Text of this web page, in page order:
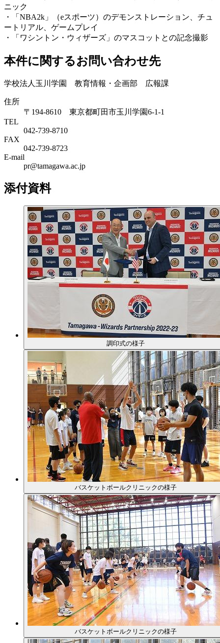
ニック
・「NBA2k」（eスポーツ）のデモンストレーション、チュ
ートリアル、ゲームプレイ
・「ワシントン・ウィザーズ」のマスコットとの記念撮影
本件に関するお問い合わせ先
学校法人玉川学園 教育情報・企画部 広報課
住所
〒194-8610 東京都町田市玉川学園6-1-1
TEL
042-739-8710
FAX
042-739-8723
E-mail
pr@tamagawa.ac.jp
添付資料
調印式の様子
バスケットボールクリニックの様子
バスケットボールクリニックの様子